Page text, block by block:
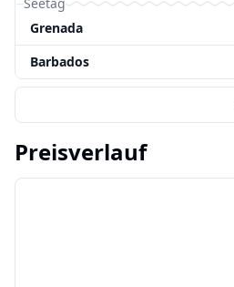
Grenada
Barbados
Preisverlauf